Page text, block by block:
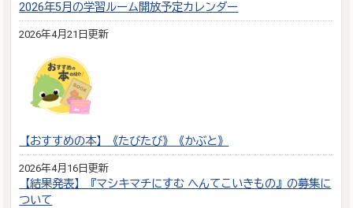
2026年5月の学習ルーム開放予定カレンダー
2026年4月21日更新
【おすすめの本】《たびたび》《かぶと》
2026年4月16日更新
【結果発表】『マシキマチにすむ へんてこいきもの』の募集に
ついて